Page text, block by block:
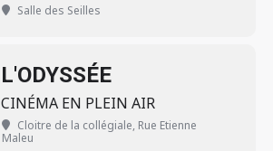
Salle des Seilles
L'ODYSSÉE
CINÉMA EN PLEIN AIR
Cloitre de la collégiale, Rue Etienne
Maleu